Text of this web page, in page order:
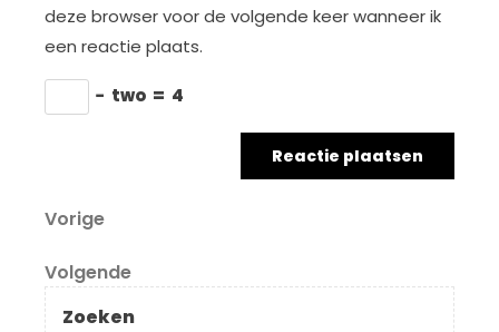
deze browser voor de volgende keer wanneer ik
een reactie plaats.
− two = 4
Berichtnavigatie
Vorig
Vorige
Volgend
bericht
Volgende
Zoeken